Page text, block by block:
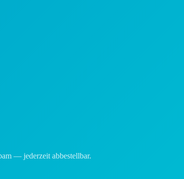
— jederzeit abbestellbar.